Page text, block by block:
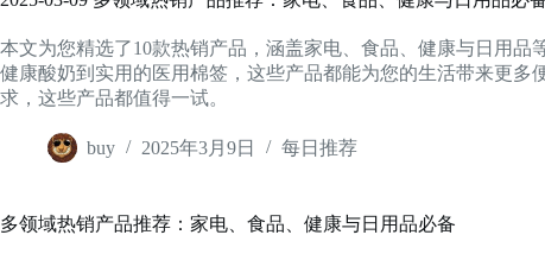
本文为您精选了10款热销产品，涵盖家电、食品、健康与日用品
健康酸奶到实用的医用棉签，这些产品都能为您的生活带来更多
求，这些产品都值得一试。
buy 2025年3月9日 每日推荐
多领域热销产品推荐：家电、食品、健康与日用品必备